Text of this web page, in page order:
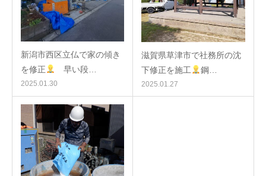
新潟市西区立仏で家の傾き
を修正
早い段…
2025.01.30
滋賀県草津市で社務所の沈
下修正を施工
鋼…
2025.01.27